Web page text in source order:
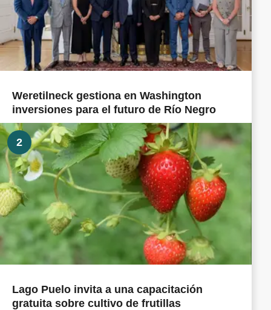
Weretilneck gestiona en Washington
inversiones para el futuro de Río Negro
2
Lago Puelo invita a una capacitación
gratuita sobre cultivo de frutillas